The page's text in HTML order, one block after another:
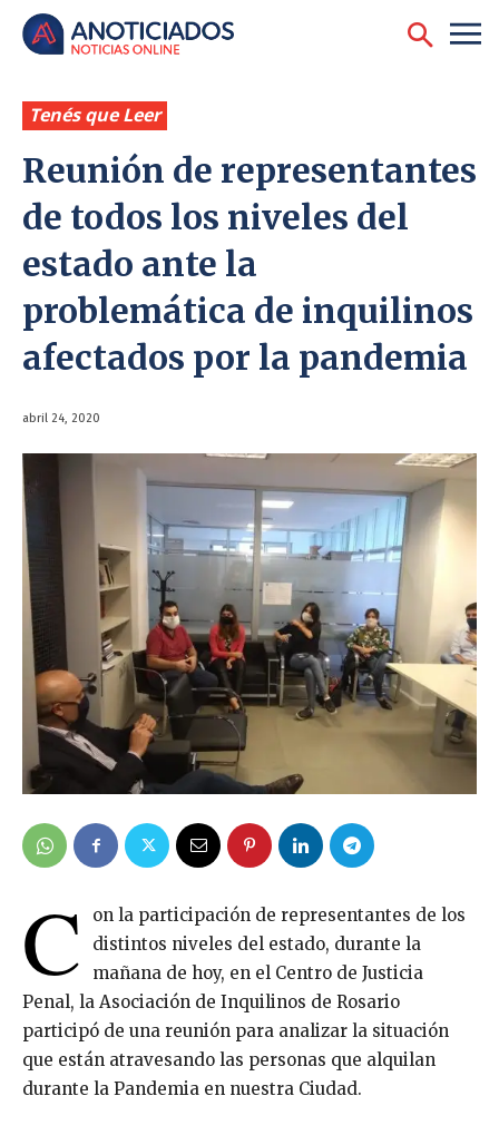
Tenés que Leer
Reunión de representantes
de todos los niveles del
estado ante la
problemática de inquilinos
afectados por la pandemia
abril 24, 2020
C
on la participación de representantes de los
distintos niveles del estado, durante la
mañana de hoy, en el Centro de Justicia
Penal, la Asociación de Inquilinos de Rosario
participó de una reunión para analizar la situación
que están atravesando las personas que alquilan
durante la Pandemia en nuestra Ciudad.